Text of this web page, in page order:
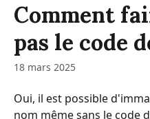
Comment
pas le code
18 mars 2025
Oui, il est possible
nom même sans le code